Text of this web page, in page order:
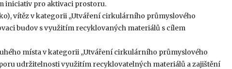
iniciativ pro aktivaci prostoru.
vítěz v kategorii „Utváření cirkulárního průmyslového
budov s využitím recyklovaných materiálů s cílem
místa v kategorii „Utváření cirkulárního průmyslového
udržitelnosti využitím recyklovatelných materiálů a zajištění